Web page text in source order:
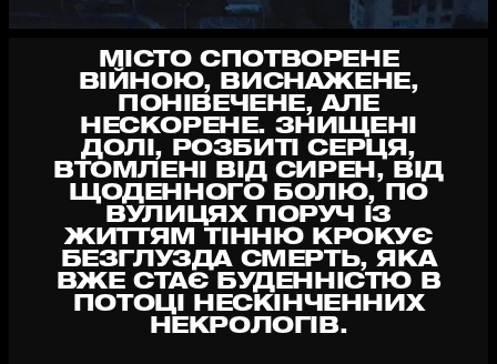
МІСТО СПОТВОРЕНЕ
ВІЙНОЮ, ВИСНАЖЕНЕ,
ПОНІВЕЧЕНЕ, АЛЕ
НЕСКОРЕНЕ. ЗНИЩЕНІ
ДОЛІ, РОЗБИТІ СЕРЦЯ,
ВТОМЛЕНІ ВІД СИРЕН, ВІД
ЩОДЕННОГО БОЛЮ, ПО
ВУЛИЦЯХ ПОРУЧ ІЗ
ЖИТТЯМ ТІННЮ КРОКУЄ
БЕЗГЛУЗДА СМЕРТЬ, ЯКА
ВЖЕ СТАЄ БУДЕННІСТЮ В
ПОТОЦІ НЕСКІНЧЕННИХ
НЕКРОЛОГІВ.